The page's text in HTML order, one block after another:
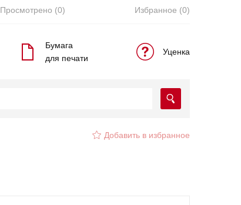
Просмотрено (0) Избранное (0)
Бумага
для печати
Уценка
Добавить в избранное